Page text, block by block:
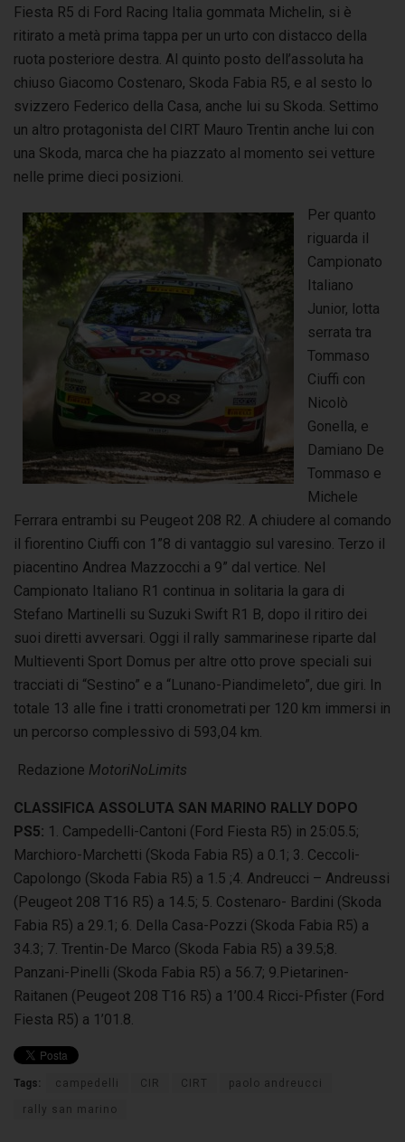
Fiesta R5 di Ford Racing Italia gommata Michelin, si è
ritirato a metà prima tappa per un urto con distacco della
ruota posteriore destra. Al quinto posto dell’assoluta ha
chiuso Giacomo Costenaro, Skoda Fabia R5, e al sesto lo
svizzero Federico della Casa, anche lui su Skoda. Settimo
un altro protagonista del CIRT Mauro Trentin anche lui con
una Skoda, marca che ha piazzato al momento sei vetture
nelle prime dieci posizioni.
Per quanto
riguarda il
Campionato
Italiano
Junior, lotta
serrata tra
Tommaso
Ciuffi con
Nicolò
Gonella, e
Damiano De
Tommaso e
Michele
Ferrara entrambi su Peugeot 208 R2. A chiudere al comando
il fiorentino Ciuffi con 1”8 di vantaggio sul varesino. Terzo il
piacentino Andrea Mazzocchi a 9” dal vertice. Nel
Campionato Italiano R1 continua in solitaria la gara di
Stefano Martinelli su Suzuki Swift R1 B, dopo il ritiro dei
suoi diretti avversari. Oggi il rally sammarinese riparte dal
Multieventi Sport Domus per altre otto prove speciali sui
tracciati di “Sestino” e a “Lunano-Piandimeleto”, due giri. In
totale 13 alle fine i tratti cronometrati per 120 km immersi in
un percorso complessivo di 593,04 km.
Redazione MotoriNoLimits
CLASSIFICA ASSOLUTA SAN MARINO RALLY DOPO
PS5: 1. Campedelli-Cantoni (Ford Fiesta R5) in 25:05.5;
Marchioro-Marchetti (Skoda Fabia R5) a 0.1; 3. Ceccoli-
Capolongo (Skoda Fabia R5) a 1.5 ;4. Andreucci – Andreussi
(Peugeot 208 T16 R5) a 14.5; 5. Costenaro- Bardini (Skoda
Fabia R5) a 29.1; 6. Della Casa-Pozzi (Skoda Fabia R5) a
34.3; 7. Trentin-De Marco (Skoda Fabia R5) a 39.5;8.
Panzani-Pinelli (Skoda Fabia R5) a 56.7; 9.Pietarinen-
Raitanen (Peugeot 208 T16 R5) a 1’00.4 Ricci-Pfister (Ford
Fiesta R5) a 1’01.8.
Tags: campedelli CIR CIRT paolo andreucci
rally san marino